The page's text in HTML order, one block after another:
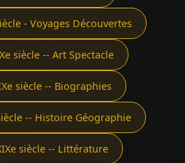
- Voyages Découvertes
siècle -- Art Spectacle
siècle -- Biographies
-- Histoire Géographie
siècle -- Littérature